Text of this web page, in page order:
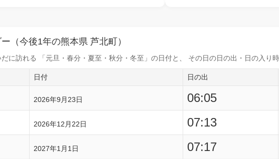
（今後1年の熊本県 芦北町）
に訪れる 「元旦・春分・夏至・秋分・冬至」の日付と、 その日の日の出・日の入り
日付 日の出
2026年9月23日 06:05
2026年12月22日 07:13
2027年1月1日 07:17